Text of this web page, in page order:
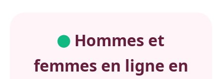
Hommes et
femmes en ligne en